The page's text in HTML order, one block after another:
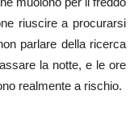
riuscire a procurarsi
parlare della ricerca
la notte, e le ore
realmente a rischio.